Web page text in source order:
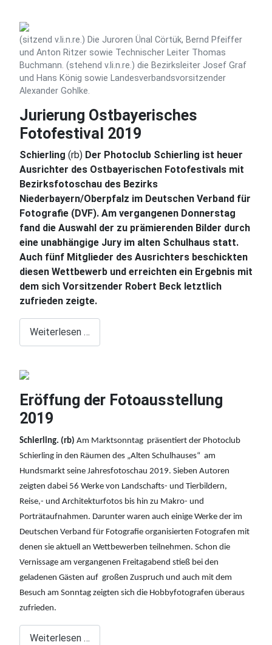
(sitzend v.li.n.re.) Die Juroren Ünal Cörtük, Bernd Pfeiffer
und Anton Ritzer sowie Technischer Leiter Thomas
Buchmann. (stehend v.li.n.re.) die Bezirksleiter Josef Graf
und Hans König sowie Landesverbandsvorsitzender
Alexander Gohlke.
Jurierung Ostbayerisches
Fotofestival 2019
Schierling (rb) Der Photoclub Schierling ist heuer
Ausrichter des Ostbayerischen Fotofestivals mit
Bezirksfotoschau des Bezirks
Niederbayern/Oberpfalz im Deutschen Verband für
Fotografie (DVF). Am vergangenen Donnerstag
fand die Auswahl der zu prämierenden Bilder durch
eine unabhängige Jury im alten Schulhaus statt.
Auch fünf Mitglieder des Ausrichters beschickten
diesen Wettbewerb und erreichten ein Ergebnis mit
dem sich Vorsitzender Robert Beck letztlich
zufrieden zeigte.
Weiterlesen …
Eröffung der Fotoausstellung
2019
Schierling. (rb) Am Marktsonntag präsentiert der Photoclub
Schierling in den Räumen des „Alten Schulhauses“ am
Hundsmarkt seine Jahresfotoschau 2019. Sieben Autoren
zeigten dabei 56 Werke von Landschafts- und Tierbildern,
Reise,- und Architekturfotos bis hin zu Makro- und
Porträtaufnahmen. Darunter waren auch einige Werke der im
Deutschen Verband für Fotografie organisierten Fotografen mit
denen sie aktuell an Wettbewerben teilnehmen. Schon die
Vernissage am vergangenen Freitagabend stieß bei den
geladenen Gästen auf großen Zuspruch und auch mit dem
Besuch am Sonntag zeigten sich die Hobbyfotografen überaus
zufrieden.
Weiterlesen …